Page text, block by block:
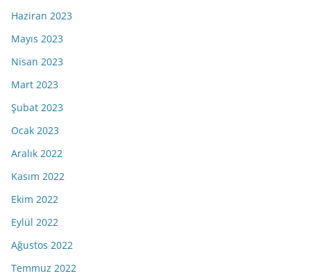
Haziran 2023
Mayıs 2023
Nisan 2023
Mart 2023
Şubat 2023
Ocak 2023
Aralık 2022
Kasım 2022
Ekim 2022
Eylül 2022
Ağustos 2022
Temmuz 2022